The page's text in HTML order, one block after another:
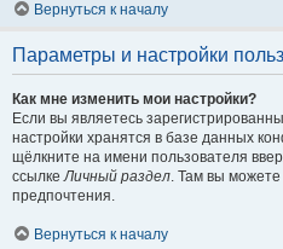
Вернуться к началу
Параметры и настройки
Как мне изменить мои настройки?
Если вы являетесь
настройки хранятся в базе данных
щёлкните на имени пользователя
ссылкеЛичный раздел. Там вы можете
предпочтения.
Вернуться к началу